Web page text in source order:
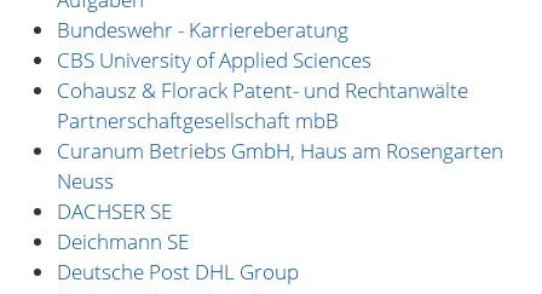
Bundeswehr - Karriereberatung
CBS University of Applied Sciences
Cohausz & Florack Patent- und Rechtanwälte
Partnerschaftgesellschaft mbB
Curanum Betriebs GmbH, Haus am Rosengarten
Neuss
DACHSER SE
Deichmann SE
Deutsche Post DHL Group